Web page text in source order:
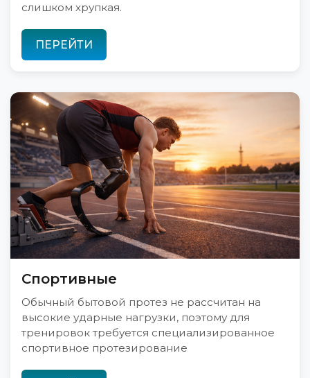
слишком хрупкая.
ПЕРЕЙТИ
Спортивные
Обычный бытовой протез не рассчитан на
высокие ударные нагрузки, поэтому для
тренировок требуется специализированное
спортивное протезирование